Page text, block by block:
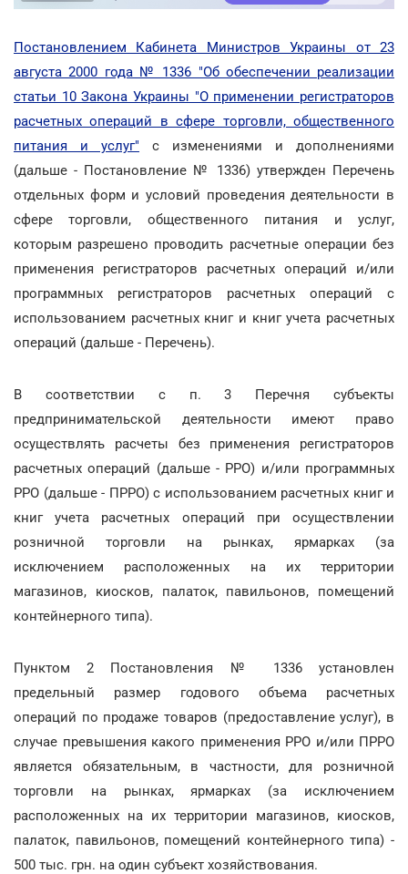
Постановлением Кабинета Министров Украины от 23
августа 2000 года № 1336 "Об обеспечении реализации
статьи 10 Закона Украины "О применении регистраторов
расчетных операций в сфере торговли, общественного
питания и услуг" с изменениями и дополнениями
(дальше - Постановление № 1336) утвержден Перечень
отдельных форм и условий проведения деятельности в
сфере торговли, общественного питания и услуг,
которым разрешено проводить расчетные операции без
применения регистраторов расчетных операций и/или
программных регистраторов расчетных операций с
использованием расчетных книг и книг учета расчетных
операций (дальше - Перечень).
В соответствии с п. 3 Перечня субъекты
предпринимательской деятельности имеют право
осуществлять расчеты без применения регистраторов
расчетных операций (дальше - РРО) и/или программных
РРО (дальше - ПРРО) с использованием расчетных книг и
книг учета расчетных операций при осуществлении
розничной торговли на рынках, ярмарках (за
исключением расположенных на их территории
магазинов, киосков, палаток, павильонов, помещений
контейнерного типа).
Пунктом 2 Постановления № 1336 установлен
предельный размер годового объема расчетных
операций по продаже товаров (предоставление услуг), в
случае превышения какого применения РРО и/или ПРРО
является обязательным, в частности, для розничной
торговли на рынках, ярмарках (за исключением
расположенных на их территории магазинов, киосков,
палаток, павильонов, помещений контейнерного типа) -
500 тыс. грн. на один субъект хозяйствования.